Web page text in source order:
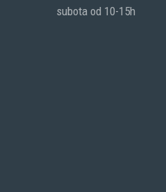
subota od 10-15h